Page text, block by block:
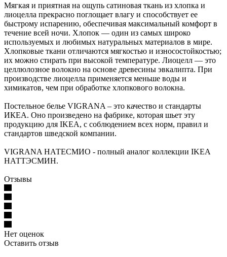
Мягкая и приятная на ощупь сатиновая ткань из хлопка и
лиоцелла прекрасно поглощает влагу и способствует ее
быстрому испарению, обеспечивая максимальный комфорт в
течение всей ночи. Хлопок — один из самых широко
используемых и любимых натуральных материалов в мире.
Хлопковые ткани отличаются мягкостью и износостойкостью;
их можно стирать при высокой температуре. Лиоцелл — это
целлюлозное волокно на основе древесины эвкалипта. При
производстве лиоцелла применяется меньше воды и
химикатов, чем при обработке хлопкового волокна.
Постельное белье VIGRANA – это качество и стандарты
ИКЕА. Оно произведено на фабрике, которая шьет эту
продукцию для IKEA, с соблюдением всех норм, правил и
стандартов шведской компании.
VIGRANA НАТЕСМИО - полный аналог коллекции IKEA
НАТТЭСМИН.
Отзывы
Нет оценок
Оставить отзыв